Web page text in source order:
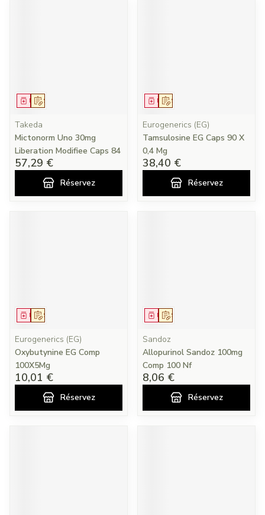
Sur prescription
Médicament
Takeda
Mictonorm Uno 30mg
Liberation Modifiee Caps 84
57,29 €
Réservez
Sur prescription
Médicament
Eurogenerics (EG)
Tamsulosine EG Caps 90 X
0,4 Mg
38,40 €
Réservez
Sur prescription
Médicament
Eurogenerics (EG)
Oxybutynine EG Comp
100X5Mg
10,01 €
Réservez
Sur prescription
Médicament
Sandoz
Allopurinol Sandoz 100mg
Comp 100 Nf
8,06 €
Réservez